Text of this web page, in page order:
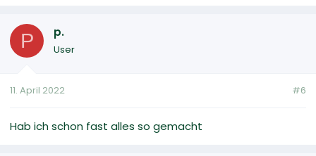
P p.
User
11. April 2022 #6
Hab ich schon fast alles so gemacht